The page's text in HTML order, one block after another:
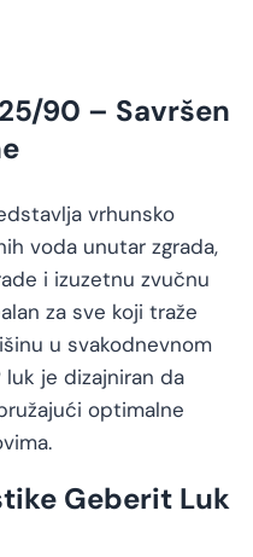
90 – Savršen
vrhunsko
voda unutar zgrada,
i izuzetnu zvučnu
za sve koji traže
u svakodnevnom
je dizajniran da
optimalne
Geberit Luk